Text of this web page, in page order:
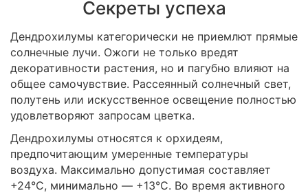
Секреты успеха
Дендрохилумы категорически не приемлют прямые
солнечные лучи. Ожоги не только вредят
декоративности растения, но и пагубно влияют на
общее самочувствие. Рассеянный солнечный свет,
полутень или искусственное освещение полностью
удовлетворяют запросам цветка.
Дендрохилумы относятся к орхидеям,
предпочитающим умеренные температуры
воздуха. Максимально допустимая составляет
+24°C, минимально — +13°C. Во время активного